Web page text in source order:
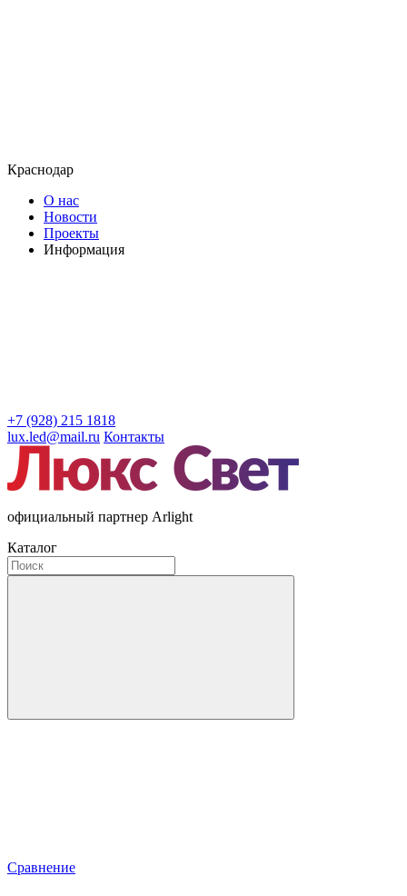
Краснодар
О нас
Новости
Проекты
Информация
+7 (928) 215 1818
lux.led@mail.ru Контакты
официальный партнер Arlight
Каталог
Сравнение